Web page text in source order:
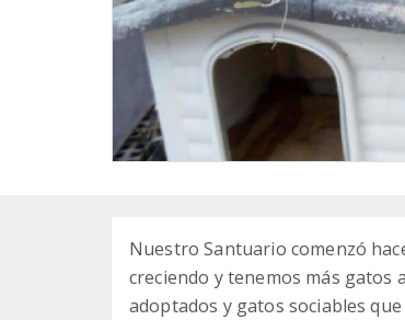
Nuestro Santuario comenzó
creciendo y tenemos más
adoptados y gatos sociables